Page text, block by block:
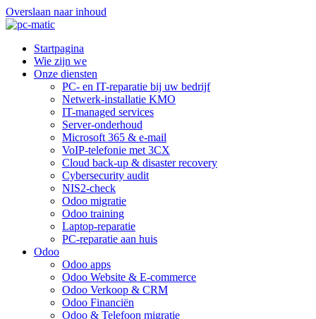
Overslaan naar inhoud
Startpagina
Wie zijn we
Onze diensten
PC- en IT-reparatie bij uw bedrijf
Netwerk-installatie KMO
IT-managed services
Server-onderhoud
Microsoft 365 & e-mail
VoIP-telefonie met 3CX
Cloud back-up & disaster recovery
Cybersecurity audit
NIS2-check
Odoo migratie
Odoo training
Laptop-reparatie
PC-reparatie aan huis
Odoo
Odoo apps
Odoo Website & E-commerce
Odoo Verkoop & CRM
Odoo Financiën
Odoo & Telefoon migratie